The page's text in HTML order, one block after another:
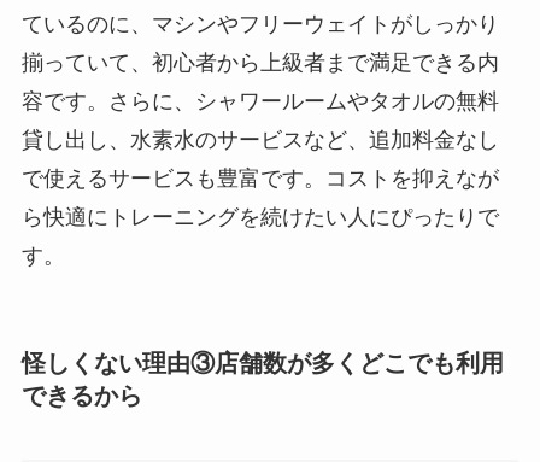
ているのに、マシンやフリーウェイトがしっかり
揃っていて、初心者から上級者まで満足できる内
容です。さらに、シャワールームやタオルの無料
貸し出し、水素水のサービスなど、追加料金なし
で使えるサービスも豊富です。コストを抑えなが
ら快適にトレーニングを続けたい人にぴったりで
す。
怪しくない理由③店舗数が多くどこでも利用
できるから